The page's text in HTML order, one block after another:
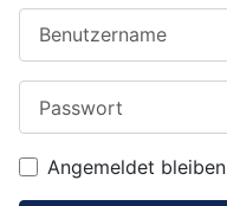
Angemeldet bleiben